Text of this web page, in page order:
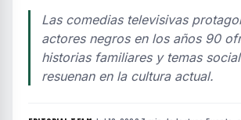
Las comedias televisivas
actores negros en los años 90
historias familiares y temas
resuenan en la cultura actual.